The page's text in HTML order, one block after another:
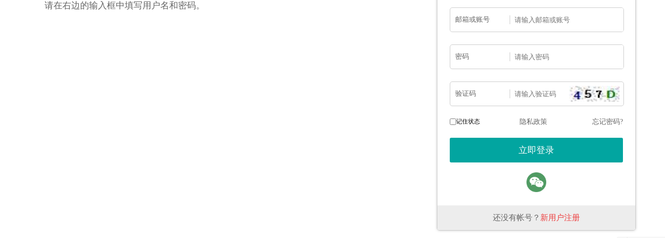
下载排名
请在右边的输入框中填写用户名和密码。
邮箱或账号
密码
验证码
记住状态 隐私政策 忘记密码?
还没有帐号？ 新用户注册